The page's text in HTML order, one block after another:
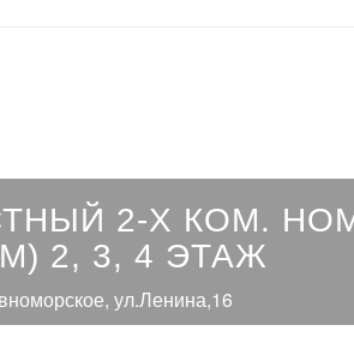
2-Х КОМ.
2, 3, 4 ЭТАЖ
ул.Ленина,16